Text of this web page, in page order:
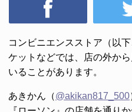
コンビニエンスストア（以
ケットなどでは、店の外か
いることがあります。
あきかん（@akikan817_500